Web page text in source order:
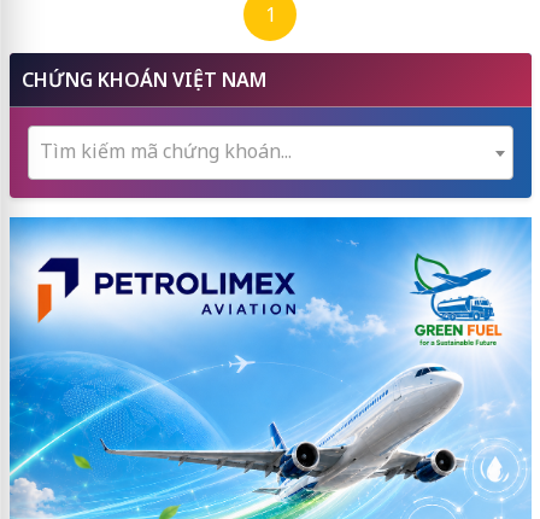
1
CHỨNG KHOÁN VIỆT NAM
Tìm kiếm mã chứng khoán...